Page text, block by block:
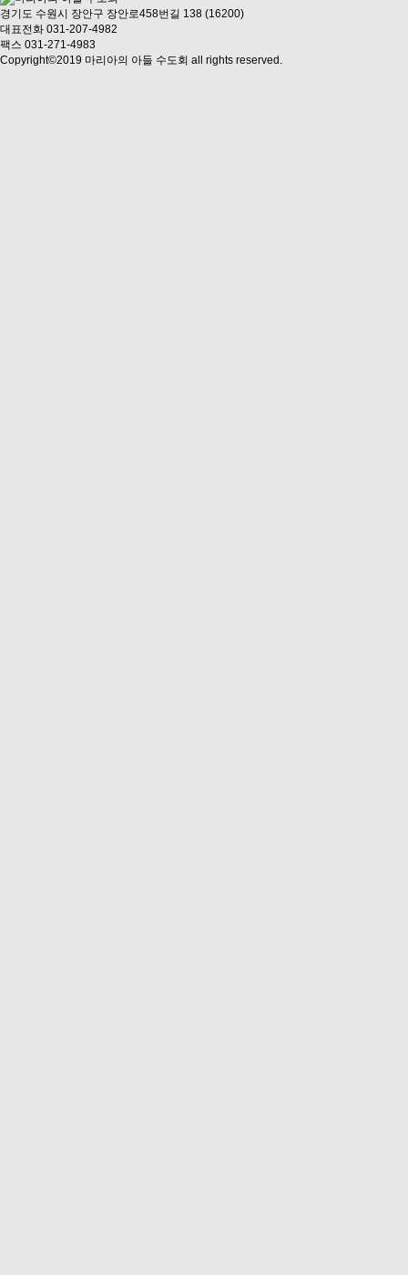
경기도 수원시 장안구 장안로458번길 138 (16200)
대표전화 031-207-4982
팩스 031-271-4983
Copyright©2019 마리아의 아들 수도회 all rights reserved.